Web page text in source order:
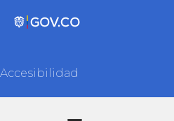
Accesibilidad